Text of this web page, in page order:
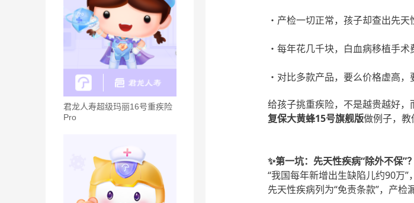
君龙人寿超级玛丽16号重疾险
Pro
・产检一切正常，孩子却查出先
・每年花几千块，白血病移植手术
・对比多款产品，要么价格虚高
给孩子挑重疾险，不是越贵越好，
复保大黄蜂15号旗舰版做例子，教
✨第一坑：先天性疾病“除外不保”
“我国每年新增出生缺陷儿约90万
先天性疾病列为“免责条款”，产检